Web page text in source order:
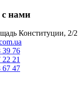
с нами
Конституции, 2/2
39 76
22 21
67 47